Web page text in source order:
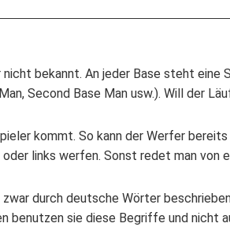
bekannt. An jeder Base steht eine
Second Base Man usw.). Will der
kommt. So kann der Werfer
links werfen. Sonst redet man von
durch deutsche Wörter
benutzen sie diese Begriffe und nicht